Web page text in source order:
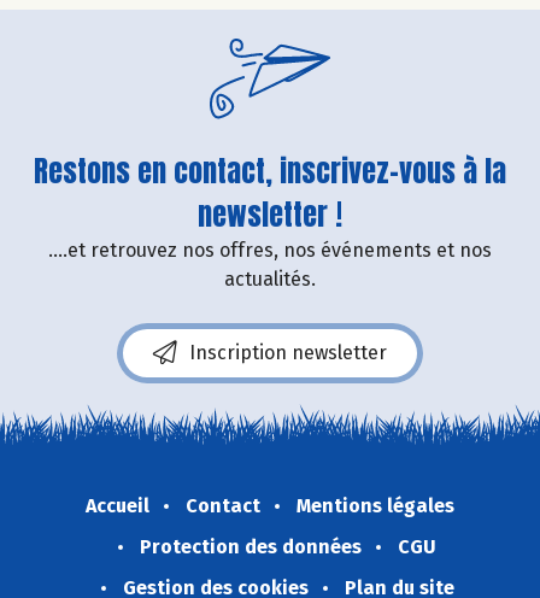
Restons en contact, inscrivez-vous à la
newsletter !
....et retrouvez nos offres, nos événements et nos
actualités.
Inscription newsletter
Accueil Contact
Mentions légales
Protection des données
CGU
Gestion des cookies
Plan du site